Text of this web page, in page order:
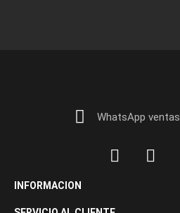
WhatsApp ventas
INFORMACION